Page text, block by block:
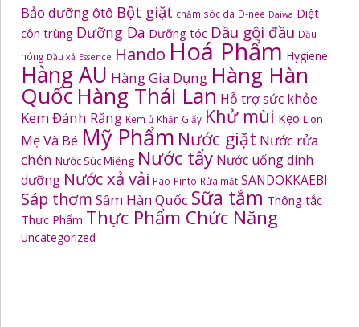
Bảo dưỡng ôtô Bột giặt chăm sóc da D-nee Daiwa Diệt
côn trùng Dưỡng Da Dưỡng tóc Dầu gội đầu Dầu
nóng Dầu xả Essence Hando Hoá Phẩm Hygiene
Hàng AU Hàng Gia Dụng Hàng Hàn
Quốc Hàng Thái Lan Hỗ trợ sức khỏe
Kem Đánh Răng Kem ủ Khăn Giấy Khử mùi Kẹo Lion
Mẹ Và Bé Mỹ Phẩm Nước giặt Nước rửa
chén Nước Súc Miệng Nước tẩy Nước uống dinh
dưỡng Nước xả vải Pao Pinto Rửa mặt SANDOKKAEBI
Sáp thơm Sâm Hàn Quốc Sữa tắm Thông tắc
Thực Phẩm Thực Phẩm Chức Năng
Uncategorized